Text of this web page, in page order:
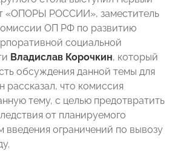
«ОПОРЫ РОССИИ», заместитель
ОП РФ по развитию
социальной
Владислав Корочкин, который
обсуждения данной темы для
рассказал, что комиссия
тему, с целью предотвратить
от планируемого
введения ограничений по вывозу